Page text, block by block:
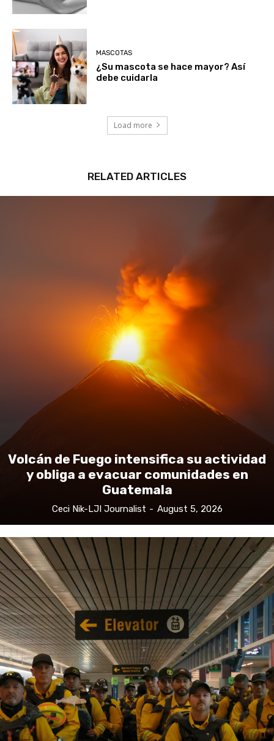
MASCOTAS
¿Su mascota se hace mayor? Así
debe cuidarla
Load more
RELATED ARTICLES
Volcán de Fuego intensifica su actividad
y obliga a evacuar comunidades en
Guatemala
Ceci Nik-LJI Journalist - August 5, 2026